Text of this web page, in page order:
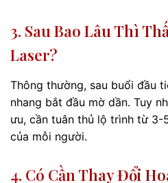
3. Sau Bao Lâu Thì
Laser?
Thông thường, sau buổi đầu
nhang bắt đầu mờ dần. Tuy
ưu, cần tuân thủ lộ trình từ
của mỗi người.
4. Có Cần Thay Đổi